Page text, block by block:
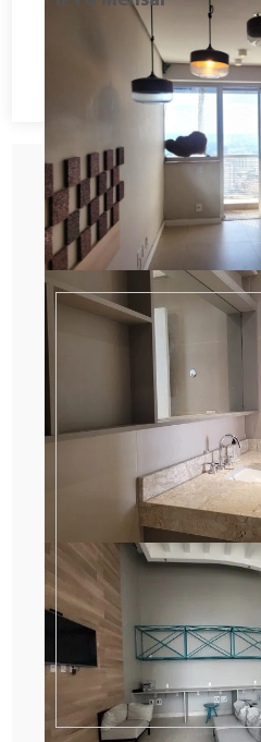
Solicitar Contato Agendar
Descubra o tempo
entre o imóvel e o